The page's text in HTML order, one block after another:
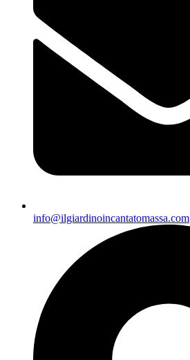
info@ilgiardinoincantatomassa.com